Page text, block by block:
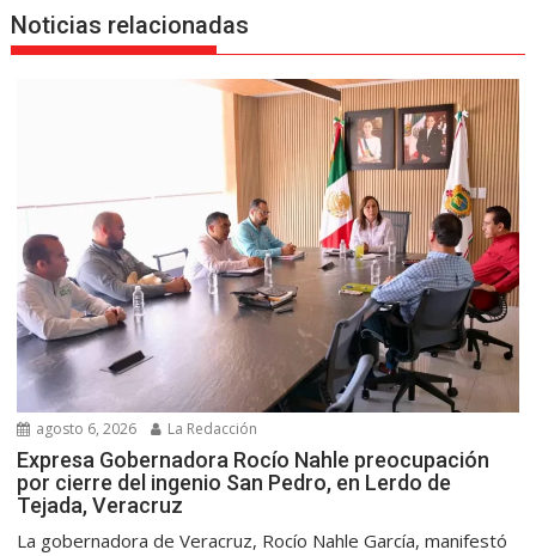
Noticias relacionadas
agosto 6, 2026 La Redacción
Expresa Gobernadora Rocío Nahle preocupación
por cierre del ingenio San Pedro, en Lerdo de
Tejada, Veracruz
La gobernadora de Veracruz, Rocío Nahle García, manifestó